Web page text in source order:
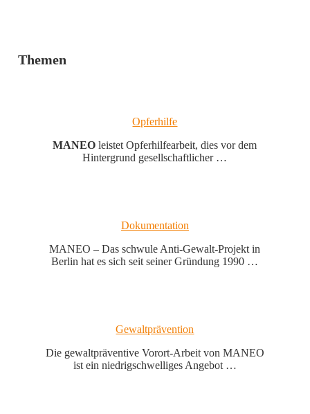
Themen
Opferhilfe
MANEOleistet Opferhilfearbeit, dies vor dem
Hintergrund gesellschaftlicher …
Dokumentation
MANEO – Das schwule Anti-Gewalt-Projekt in
Berlin hat es sich seit seiner Gründung 1990 …
Gewaltprävention
Die gewaltpräventive Vorort-Arbeit von MANEO
ist ein niedrigschwelliges Angebot …